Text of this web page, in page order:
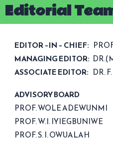
Editorial
EDITOR –IN – CHIEF:
MANAGING EDITOR:
ASSOCIATE EDITOR: DR.
ADVISORY BOARD
PROF. WOLE ADEWUNMI
PROF. W.I. IYIEGBUNIWE
PROF. S. I. OWUALAH